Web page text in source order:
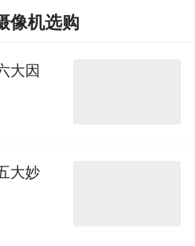
像机选购
大因
大妙